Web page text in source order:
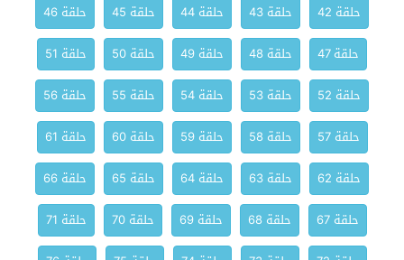
حلقة 42
حلقة 43 حلقة 44 حلقة 45
حلقة 46
حلقة 47
حلقة 48 حلقة 49 حلقة 50
حلقة 51
حلقة 52
حلقة 53 حلقة 54 حلقة 55
حلقة 56
حلقة 57
حلقة 58 حلقة 59 حلقة 60
حلقة 61
حلقة 62
حلقة 63 حلقة 64 حلقة 65
حلقة 66
حلقة 67
حلقة 68 حلقة 69 حلقة 70
حلقة 71